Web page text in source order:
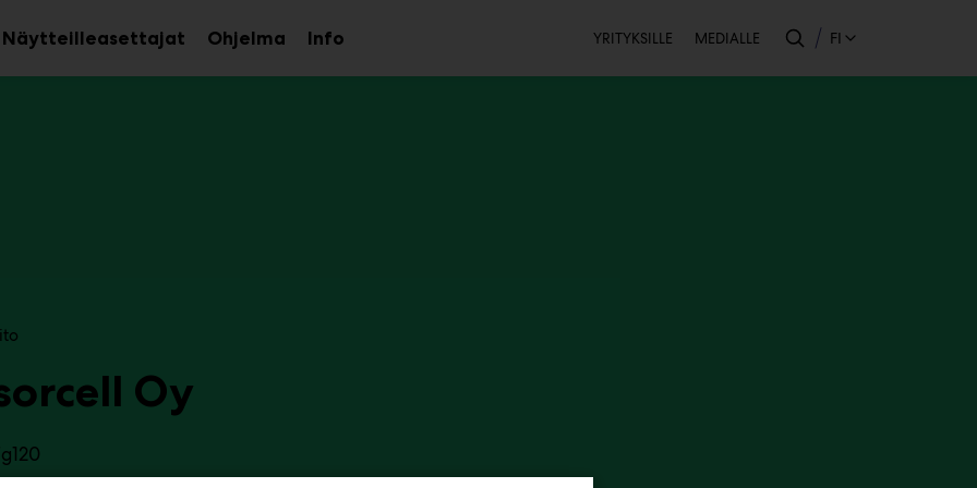
NäytteilleasettajatAvaa
alavalikko
Ohjelma InfoAvaa
alavalikko
Toissijainen
YRITYKSILLE MEDIALLE FI
Oy